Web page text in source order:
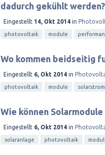
dadurch gekühlt werden?
Eingestellt 14, Okt 2014 in
photovoltaik module
Wo kommen beidseitig
Eingestellt 6, Okt 2014 in
photovoltaik module solarstrom
Wie können
Eingestellt 6, Okt 2014 in
solaranlage photovoltaik modul